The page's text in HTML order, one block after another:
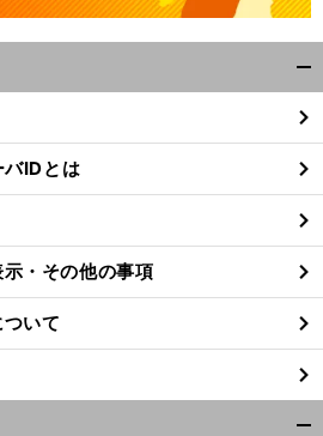
閉
る
IDとは
・その他の事項
いて